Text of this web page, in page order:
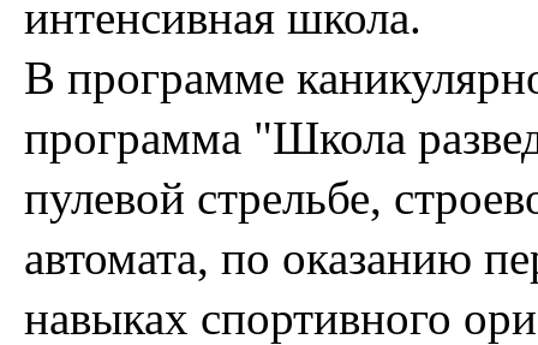
интенсивная школа.
В программе
программа "Школа
пулевой стрельбе,
автомата, по оказанию
навыках спортивного